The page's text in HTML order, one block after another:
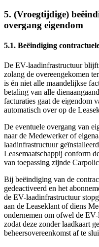
5. (Vroegtijdige)
overgang eigendom
5.1. Beëindiging
De EV-laadinfrastructuur blijft
zolang de overeengekomen
is én niet alle maandelijkse
betaling van alle
facturaties gaat de eigendom
automatisch over op de
De eventuele overgang van
naar de Medewerker of
laadinfrastructuur
Leasemaatschappij conform
van toepassing zijnde
Bij beëindiging van de
gedeactiveerd en het
de EV-laadinfrastructuur
aan de Leaseklant of diens
ondernemen om ofwel de
zodat deze zonder laadkaart
beheersovereenkomst af te